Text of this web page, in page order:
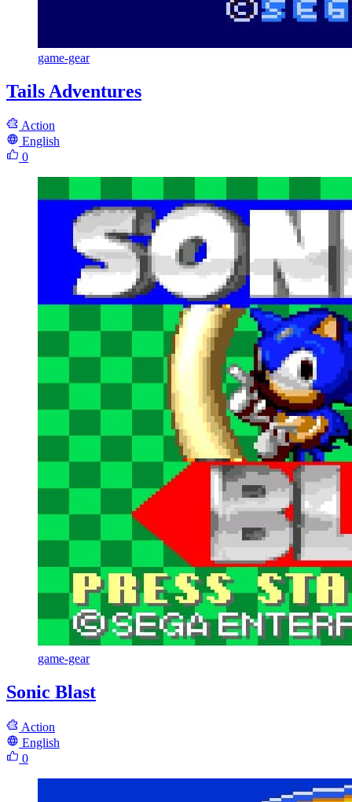
game-gear
Tails Adventures
Action
English
0
game-gear
Sonic Blast
Action
English
0